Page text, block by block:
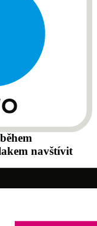
Díky své
krajiny. Staré
budov. Zug je
cesta must-do pro
Curychu
navštívit
strávili den, máte i